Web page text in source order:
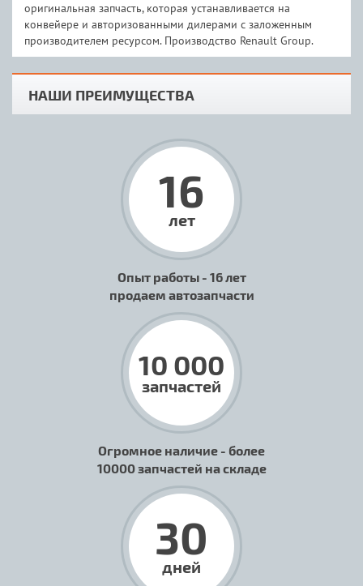
оригинальная запчасть, которая устанавливается на
конвейере и авторизованными дилерами с заложенным
производителем ресурсом. Производство Renault Group.
НАШИ ПРЕИМУЩЕСТВА
16
лет
Опыт работы - 16 лет
продаем автозапчасти
10 000
запчастей
Огромное наличие - более
10000 запчастей на складе
30
дней